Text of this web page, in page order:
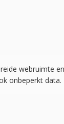
webruimte
onbeperkt data.